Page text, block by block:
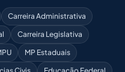
Carreira Administrativa
Carreira Legislativa
MP Estaduais